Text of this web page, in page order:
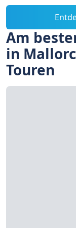
Am
in
Touren